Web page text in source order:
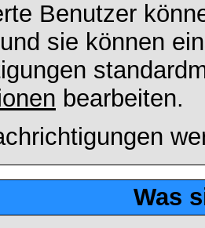
Benutzer
sie können
bearbeiten.
Was